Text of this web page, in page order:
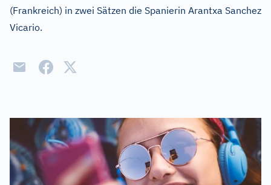
(Frankreich) in zwei Sätzen die Spanierin Arantxa Sanchez
Vicario.